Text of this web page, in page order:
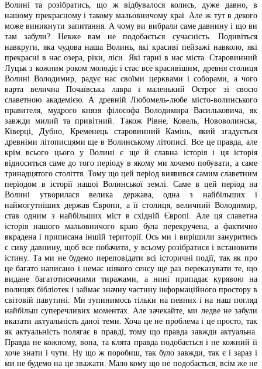
Волині та розібратись, що ж відбувалося колись, дуже давно, в
нашому прекрасному і такому мальовничому краї. Але ж тут в декого
може виникнути запитання. А чому ви вибрали саме давнину і що ви
там забули? Невже вам не подобається сучасність. Подивіться
навкруги, яка чудова наша Волинь, які красиві пейзажі навколо, які
прекрасні в нас озера, ріки, ліси. Які гарні в нас міста. Старовинний
Луцьк з кожним роком молодіє і стає все красивішим, древня столиця
Волині Володимир, радує нас своїми церквами і соборами, а чого
варта велична Почаївська лавра і маленький Острог зі своєю
славетною академією. А древній Любомель-любе місто-волинського
правителя, мудрого князя філософа Володимира Васильковича, як
завжди милий та привітний. Також Рівне, Ковель, Нововолинськ,
Ківерці, Дубно, Кременець старовинний Камінь, який згадується
древніми літописцями ще в Волинському літописі. Все це правда, але
крім всього цього у Волині є ще й славна історія і ця історія
відноситься саме до того періоду в якому ми хочемо побувати, а саме
тринадцятого століття. Тому що цей період виявився самим славетним
періодом в історії нашої Волинської землі. Саме в цей період на
Волині утворилася велика держава, одна з найбільших і
наймогутніших держав Європи, а її столиця, величний Володимир,
став одним з найбільших міст в східній Європі. Але ця славетна
історія нашого мальовничого краю була перекручена, а фактично
вкрадена і приписана іншій території. Ось ми і вирішили зануритись
с сиву давнину, щоб все побачити, у всьому розібратися і встановити
істину. Та ми не будемо переповідати всі історичні події, так як про
це багато написано і немає ніякого сенсу ще раз переказувати те, що
видане багатотисячними тиражами, а нині припадає курявою на
полицях бібліотек і займає значну частину інформаційного простору в
світовій павутині. Ми зупинимось тільки на певних і на наш погляд
найбільш суперечливих моментах. Але зачекайте, ми ледве не забули
вказати актуальність даної теми. Хоча це не проблема і це просто, так
як актуальність полягає в правді, тому що правда завжди актуальна.
Правда не кожному, вона, та клята правда подобається і не кожний її
хоче знати і чути. Ну що ж поробиш, так було завжди, так є і зараз і
ми не будемо на це зважати. Мало кому що не подобається, всім же не